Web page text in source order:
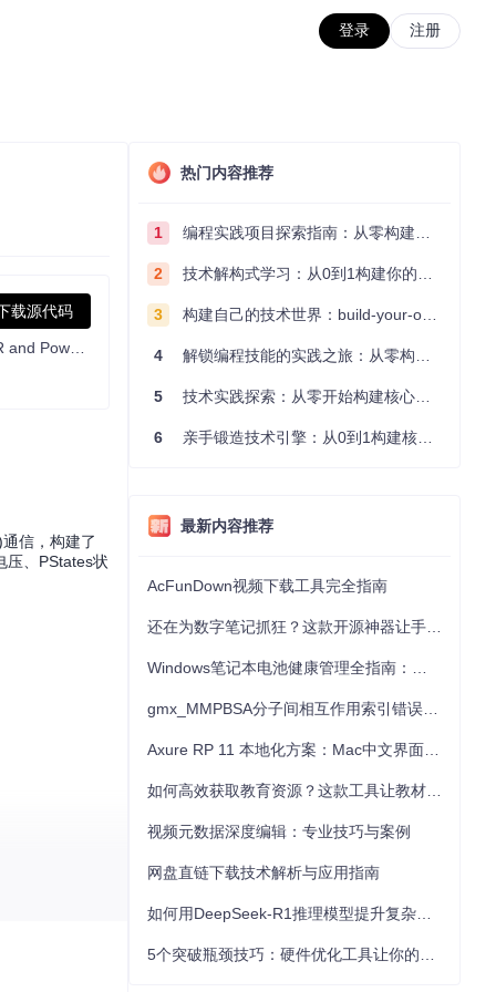
登录 注册
载源代码
信，构建了
压、PStates状
热门内容推荐
1 编程实践项目探索指南：从零构建技术能力体系
2 技术解构式学习：从0到1构建你的编程知识体系
3 构建自己的技术世界：build-your-own-x项目的实践探索指南
4 解锁编程技能的实践之旅：从零构建你的技术世界
5 技术实践探索：从零开始构建核心系统的实践指南
6 亲手锻造技术引擎：从0到1构建核心系统的实践指南
最新内容推荐
AcFunDown视频下载工具完全指南
视频元数据深度编辑：专业技巧与案例
网盘直链下载技术解析与应用指南